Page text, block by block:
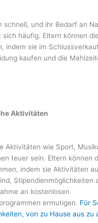
schnell, und ihr Bedarf an
sich häufig. Eltern können
indem sie im
kaufen und die
Aktivitäten
Aktivitäten wie Sport,
teuer sein. Eltern können
indem sie Aktivitäten
Stipendienmöglichkeiten
an kostenlosen
ermutigen. Für
von zu Hause aus zu